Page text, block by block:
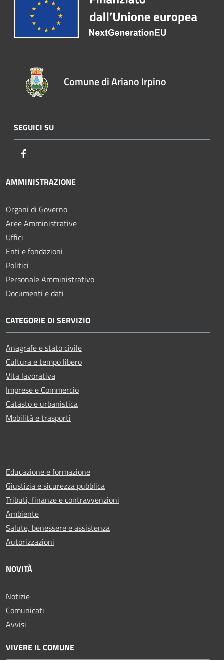
Comune di Ariano Irpino
SEGUICI SU
AMMINISTRAZIONE
Organi di Governo
Aree Amministrative
Uffici
Enti e fondazioni
Politici
Personale Amministrativo
Documenti e dati
CATEGORIE DI SERVIZIO
Anagrafe e stato civile
Cultura e tempo libero
Vita lavorativa
Imprese e Commercio
Catasto e urbanistica
Mobilità e trasporti
Educazione e formazione
Giustizia e sicurezza pubblica
Tributi, finanze e contravvenzioni
Ambiente
Salute, benessere e assistenza
Autorizzazioni
NOVITÀ
Notizie
Comunicati
Avvisi
VIVERE IL COMUNE